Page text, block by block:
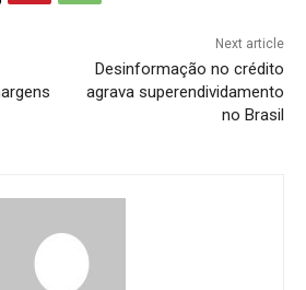
Next article
Desinformação no crédito
agrava superendividamento
no Brasil